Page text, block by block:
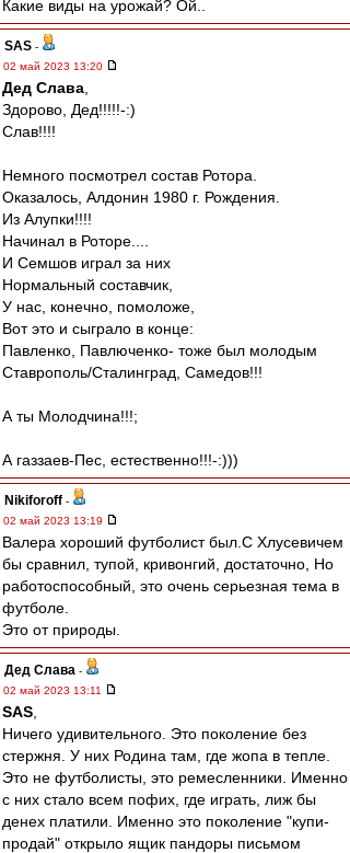
Какие виды на урожай? Ой..
SAS -
02 май 2023 13:20
Дед Слава
Здорово, Дед!!!!!-:)
Слав!!!!
Немного посмотрел состав Ротора.
Оказалось, Алдонин 1980 г. Рождения.
Из Алупки!!!!
Начинал в Роторе....
И Семшов играл за них
Нормальный составчик,
У нас, конечно, помоложе,
Вот это и сыграло в конце:
Павленко, Павлюченко- тоже был молодым
Ставрополь/Сталинград, Самедов!!!
А ты Молодчина!!!;
А газзаев-Пес, естественно!!!-:)))
Nikiforoff -
02 май 2023 13:19
Валера хороший футболист был.С Хлусевичем
бы сравнил, тупой, кривонгий, достаточно, Но
работоспособный, это очень серьезная тема в
футболе.
Это от природы.
Дед Слава -
02 май 2023 13:11
SAS
Ничего удивительного. Это поколение без
стержня. У них Родина там, где жопа в тепле.
Это не футболисты, это ремесленники. Именно
с них стало всем пофих, где играть, лиж бы
денех платили. Именно это поколение "купи-
продай" открыло ящик пандоры письмом